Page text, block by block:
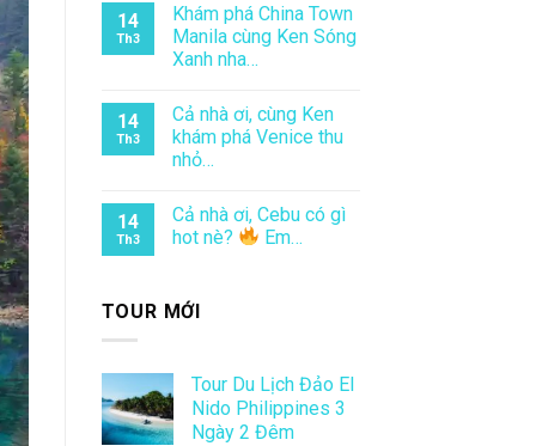
14
Th3
Khám phá China Town
Manila cùng Ken Sóng
Xanh nha…
14
Th3
Cả nhà ơi, cùng Ken
khám phá Venice thu
nhỏ…
14
Th3
Cả nhà ơi, Cebu có gì
hot nè?
Em…
TOUR MỚI
Tour Du Lịch Đảo El
Nido Philippines 3
Ngày 2 Đêm